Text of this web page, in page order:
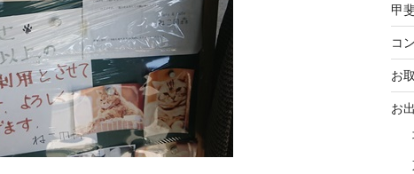
甲
コ
お
お